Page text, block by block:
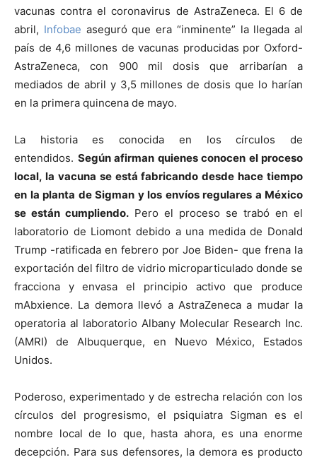
vacunas contra el coronavirus de AstraZeneca. El 6 de
abril, Infobae aseguró que era “inminente” la llegada al
país de 4,6 millones de vacunas producidas por Oxford-
AstraZeneca, con 900 mil dosis que arribarían a
mediados de abril y 3,5 millones de dosis que lo harían
en la primera quincena de mayo.
La historia es conocida en los círculos de
entendidos. Según afirman quienes conocen el proceso
local, la vacuna se está fabricando desde hace tiempo
en la planta de Sigman y los envíos regulares a México
se están cumpliendo. Pero el proceso se trabó en el
laboratorio de Liomont debido a una medida de Donald
Trump -ratificada en febrero por Joe Biden- que frena la
exportación del filtro de vidrio microparticulado donde se
fracciona y envasa el principio activo que produce
mAbxience. La demora llevó a AstraZeneca a mudar la
operatoria al laboratorio Albany Molecular Research Inc.
(AMRI) de Albuquerque, en Nuevo México, Estados
Unidos.
Poderoso, experimentado y de estrecha relación con los
círculos del progresismo, el psiquiatra Sigman es el
nombre local de lo que, hasta ahora, es una enorme
decepción. Para sus defensores, la demora es producto